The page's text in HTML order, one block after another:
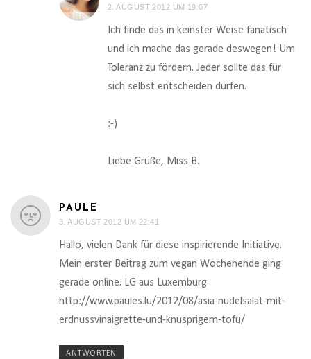
2. AUGUST 2012 UM 19:07
Ich finde das in keinster Weise fanatisch
und ich mache das gerade deswegen! Um
Toleranz zu fördern. Jeder sollte das für
sich selbst entscheiden dürfen.
:-)
Liebe Grüße, Miss B.
PAULE
3. AUGUST 2012 UM 22:41
Hallo, vielen Dank für diese inspirierende Initiative.
Mein erster Beitrag zum vegan Wochenende ging
gerade online. LG aus Luxemburg
http://www.paules.lu/2012/08/asia-nudelsalat-mit-
erdnussvinaigrette-und-knusprigem-tofu/
ANTWORTEN